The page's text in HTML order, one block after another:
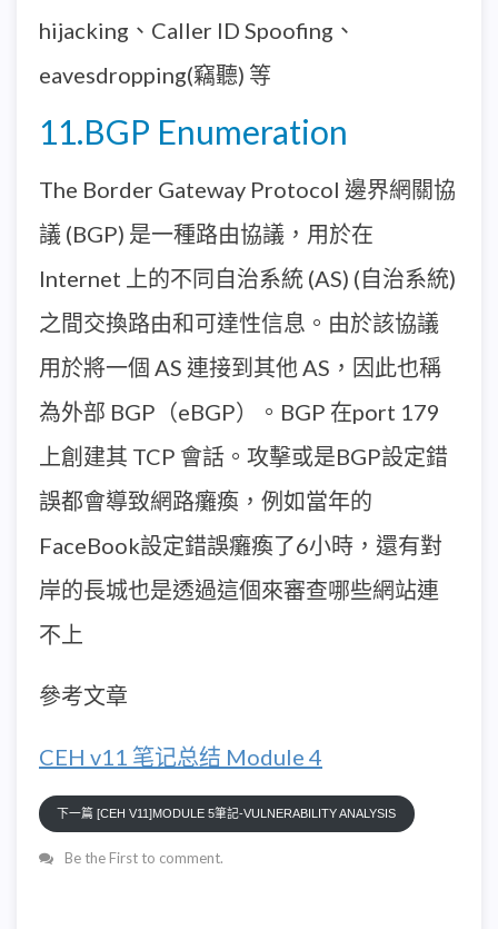
hijacking、Caller ID Spoofing、
eavesdropping(竊聽) 等
11.BGP Enumeration
The Border Gateway Protocol 邊界網關協
議 (BGP) 是一種路由協議，用於在
Internet 上的不同自治系統 (AS) (自治系統)
之間交換路由和可達性信息。由於該協議
用於將一個 AS 連接到其他 AS，因此也稱
為外部 BGP（eBGP）。BGP 在port 179
上創建其 TCP 會話。攻擊或是BGP設定錯
誤都會導致網路癱瘓，例如當年的
FaceBook設定錯誤癱瘓了6小時，還有對
岸的長城也是透過這個來審查哪些網站連
不上
參考文章
CEH v11 笔记总结 Module 4
下一篇 [CEH V11]MODULE 5筆記-VULNERABILITY ANALYSIS
Be the First to comment.